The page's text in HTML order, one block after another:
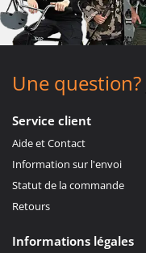
Une question?
Service client
Aide et Contact
Information sur l'envoi
Statut de la commande
Retours
Informations légales